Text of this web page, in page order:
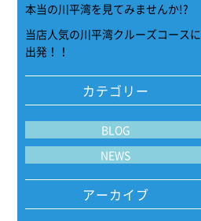
本当の川平湾を見てみませんか!?
当店人気の川平湾クルーズコースに
出発！！
カテゴリー
BLOG
NEWS
アーカイブ